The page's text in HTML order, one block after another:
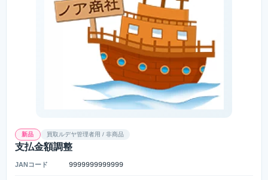
新品 買取ルデヤ管理者用 / 非商品
支払金額調整
JANコード 9999999999999